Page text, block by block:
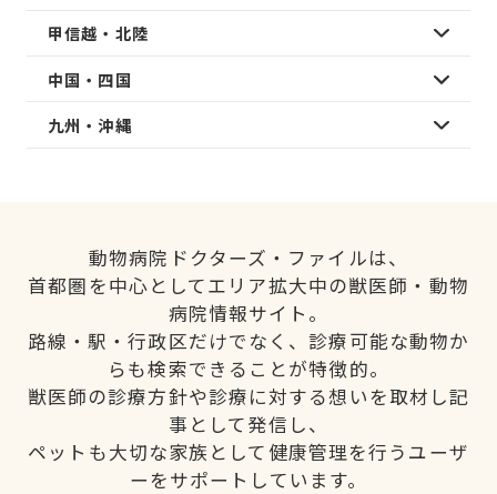
甲信越・北陸
中国・四国
九州・沖縄
動物病院ドクターズ・ファイルは、
首都圏を中心としてエリア拡大中の獣医師・動物
病院情報サイト。
路線・駅・行政区だけでなく、診療可能な動物か
らも検索できることが特徴的。
獣医師の診療方針や診療に対する想いを取材し記
事として発信し、
ペットも大切な家族として健康管理を行うユーザ
ーをサポートしています。